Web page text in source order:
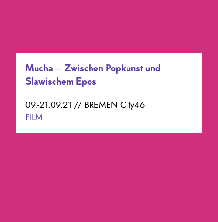
Mucha – Zwischen Popkunst und
Slawischem Epos
09.-21.09.21 // BREMEN City46
FILM